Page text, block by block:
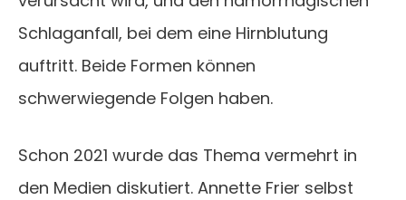
Schlaganfall, bei dem eine Hirnblutung
auftritt. Beide Formen können
schwerwiegende Folgen haben.
Schon 2021 wurde das Thema vermehrt in
den Medien diskutiert. Annette Frier selbst